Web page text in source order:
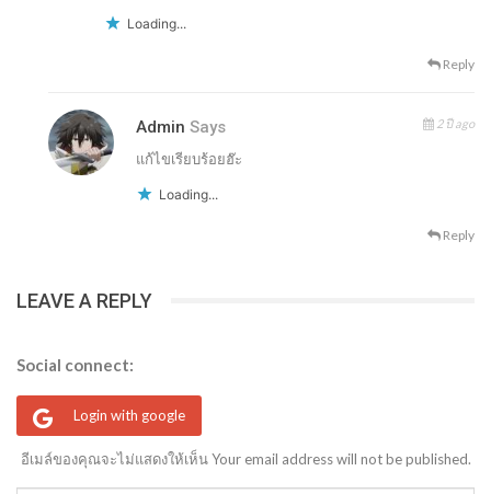
Loading...
Reply
Admin Says 2 ปี ago
แก้ไขเรียบร้อยฮ๊ะ
Loading...
Reply
LEAVE A REPLY
Social connect:
Login with google
อีเมล์ของคุณจะไม่แสดงให้เห็น Your email address will not be published.